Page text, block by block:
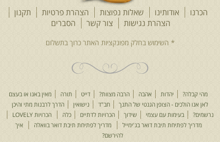
הכרנו אודותינו שאלות נפוצות הצהרת פרטיות
תקנון
הצהרת נגישות
צור קשר הסברים
מהי קבלה? יהדות אהבה הרבה מצוות? דייט תורה
מאין באנו או בעצם
לאן אנו הולכים - הצופן הגנטי של התנך
חב"ד נישואין
הדרך לרבנות מתי והיכן
נרשמים?
בעימות עם עצמי שידוך הכרויות לדתיים כלה
הכרויות LOVELY
מדריך לפתיחת תיבת דואר בג'ימייל
מדריך לפתיחת תיבת דואר בוואלה
איך
להירשם?